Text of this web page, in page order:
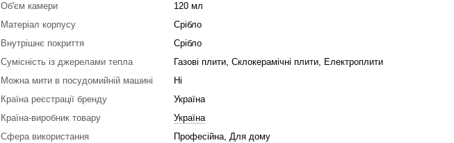
Об'єм камери
120 мл
Матеріал корпусу
Срібло
Внутрішнє покриття
Срібло
Сумісність із джерелами тепла
Газові плити, Склокерамічні плити, Електроплити
Можна мити в посудомийній машині
Ні
Країна реєстрації бренду
Україна
Країна-виробник товару
Україна
Сфера використання
Професійна, Для дому